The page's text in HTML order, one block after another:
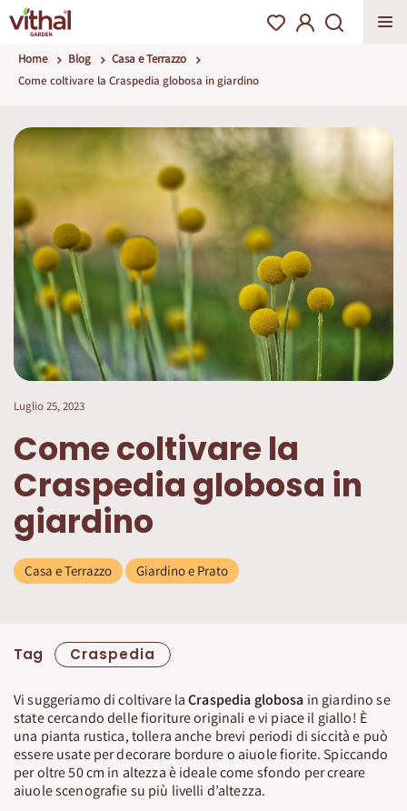
Home Blog
Casa e Terrazzo
Come coltivare la Craspedia globosa in giardino
Luglio 25, 2023
Come coltivare la
Craspedia globosa in
giardino
Casa e Terrazzo Giardino e Prato
Tag Craspedia
Vi suggeriamo di coltivare laCraspedia globosa in giardino se
state cercando delle fioriture originali e vi piace il giallo! È
una pianta rustica, tollera anche brevi periodi di siccità e può
essere usate per decorare bordure o aiuole fiorite. Spiccando
per oltre 50 cm in altezza è ideale come sfondo per creare
aiuole scenografie su più livelli d’altezza.